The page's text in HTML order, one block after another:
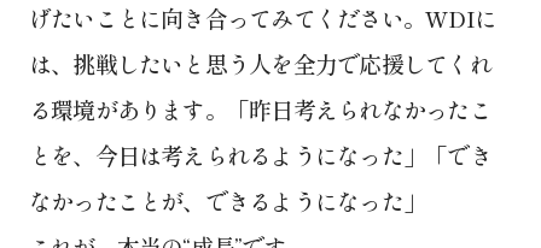
げたいことに向き合ってみてください。WDIに
は、挑戦したいと思う人を全力で応援してくれ
る環境があります。「昨日考えられなかったこ
とを、今日は考えられるようになった」「でき
なかったことが、できるようになった」